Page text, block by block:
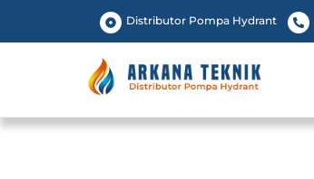
to
Distributor Pompa Hydrant